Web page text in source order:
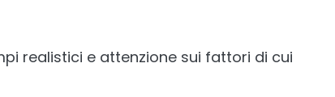
realistici e attenzione sui fattori di cui